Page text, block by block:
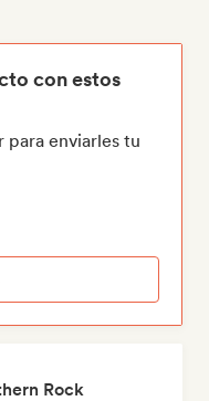
con estos
para enviarles tu
Rock